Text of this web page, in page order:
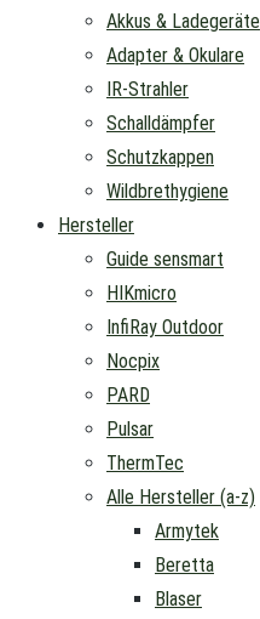
Akkus & Ladegeräte
Adapter & Okulare
IR-Strahler
Schalldämpfer
Schutzkappen
Wildbrethygiene
Hersteller
Guide sensmart
HIKmicro
InfiRay Outdoor
Nocpix
PARD
Pulsar
ThermTec
Alle Hersteller (a-z)
Armytek
Beretta
Blaser